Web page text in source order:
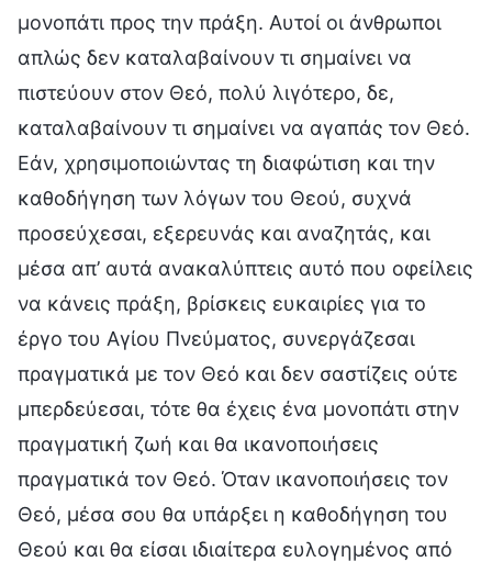
μονοπάτι προς την πράξη. Αυτοί οι άνθρωποι
απλώς δεν καταλαβαίνουν τι σημαίνει να
πιστεύουν στον Θεό, πολύ λιγότερο, δε,
καταλαβαίνουν τι σημαίνει να αγαπάς τον Θεό.
Εάν, χρησιμοποιώντας τη διαφώτιση και την
καθοδήγηση των λόγων του Θεού, συχνά
προσεύχεσαι, εξερευνάς και αναζητάς, και
μέσα απ’ αυτά ανακαλύπτεις αυτό που οφείλεις
να κάνεις πράξη, βρίσκεις ευκαιρίες για το
έργο του Αγίου Πνεύματος, συνεργάζεσαι
πραγματικά με τον Θεό και δεν σαστίζεις ούτε
μπερδεύεσαι, τότε θα έχεις ένα μονοπάτι στην
πραγματική ζωή και θα ικανοποιήσεις
πραγματικά τον Θεό. Όταν ικανοποιήσεις τον
Θεό, μέσα σου θα υπάρξει η καθοδήγηση του
Θεού και θα είσαι ιδιαίτερα ευλογημένος από